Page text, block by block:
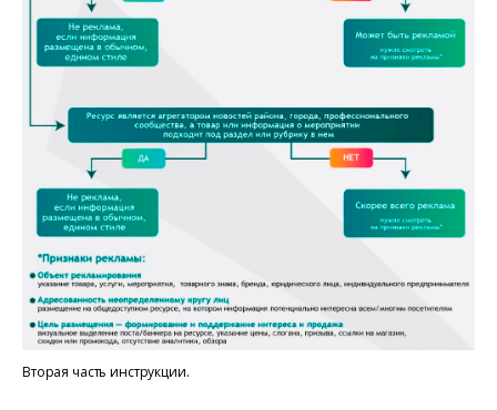
Вторая часть инструкции.